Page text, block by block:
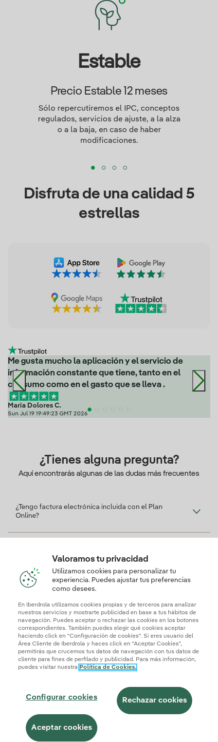
Estable
Precio Estable 12 meses
Sólo repercutiremos el IPC, conceptos
regulados, servicios de ajuste, a la alza
o a la baja, en caso de haber
modificaciones.
Disfruta de una calidad 5
estrellas
Me gusta mucho la aplicación y el servicio de
información constante que tiene, tanto en el
consumo como en el gasto que se lleva .
Maria Dolores C.
Sun Jul 19 19:49:23 GMT 2026
¿Tienes alguna pregunta?
Aquí encontrarás algunas de las dudas más frecuentes
¿Tengo factura electrónica incluida con el Plan
Online?
Plan Online?
¿Cuál es el precio de compensación de excedentes
© 2026 Iberdrola Clientes S.A.U.
Información legal y Política de cookies
Política de privacidad
Seguridad de la información
Accesibilidad
Transparencia IA
Valoramos tu privacidad
Utilizamos cookies para personalizar tu
experiencia. Puedes ajustar tus preferencias
como desees.
En Iberdrola utilizamos cookies propias y de terceros para analizar
nuestros servicios y mostrarte publicidad en base a tus hábitos de
navegación. Puedes aceptar o rechazar las cookies en los botones
correspondientes. También puedes elegir qué cookies aceptar
haciendo click en "Configuración de cookies". Si eres usuario del
Área Cliente de Iberdrola y haces click en "Aceptar Cookies",
permitirás que crucemos tus datos de navegación con tus datos de
cliente para fines de perfilado y publicidad. Para más información,
puedes visitar nuestra Política de Cookies.
Configurar cookies Rechazar cookies
Aceptar cookies